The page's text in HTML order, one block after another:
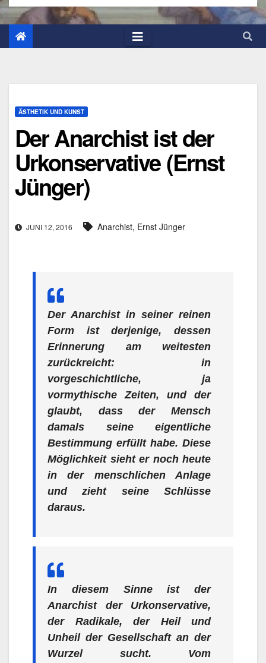
ÄSTHETIK UND KUNST
Der Anarchist ist der
Urkonservative (Ernst
Jünger)
JUNI 12, 2016 Anarchist, Ernst Jünger
Der Anarchist in seiner reinen
Form ist derjenige, dessen
Erinnerung am weitesten
zurückreicht: in
vorgeschichtliche, ja
vormythische Zeiten, und der
glaubt, dass der Mensch
damals seine eigentliche
Bestimmung erfüllt habe. Diese
Möglichkeit sieht er noch heute
in der menschlichen Anlage
und zieht seine Schlüsse
daraus.
In diesem Sinne ist der
Anarchist der Urkonservative,
der Radikale, der Heil und
Unheil der Gesellschaft an der
Wurzel sucht. Vom